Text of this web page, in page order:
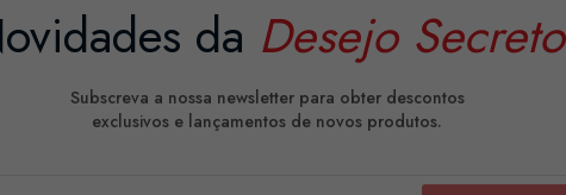
da Desejo Secreto
Subscreva a nossa newsletter para obter descontos
exclusivos e lançamentos de novos produtos.